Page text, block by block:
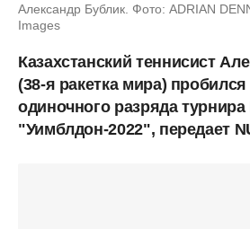
Александр Бублик. Фото: ADRIAN
Images
Казахстанский теннисист
(38-я ракетка мира)
одиночного разряда
"Уимблдон-2022", передает